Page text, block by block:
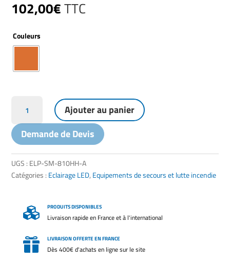
102,00€TTC
Couleurs
Feu
tournant
Orange
32W
LED
Ajouter au panier
Demande de Devis
UGS : ELP-SM-810HH-A
Catégories : Eclairage LED, Equipements de secours et lutte incendie
 PRODUITS DISPONIBLES
Livraison rapide en France et à l'international
 LIVRAISON OFFERTE EN FRANCE
Dès 400€ d'achats en ligne sur le site